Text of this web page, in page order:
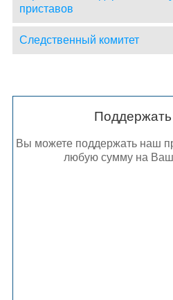
приставов
Следственный комитет
Поддержать
Вы можете поддержать наш
любую сумму на